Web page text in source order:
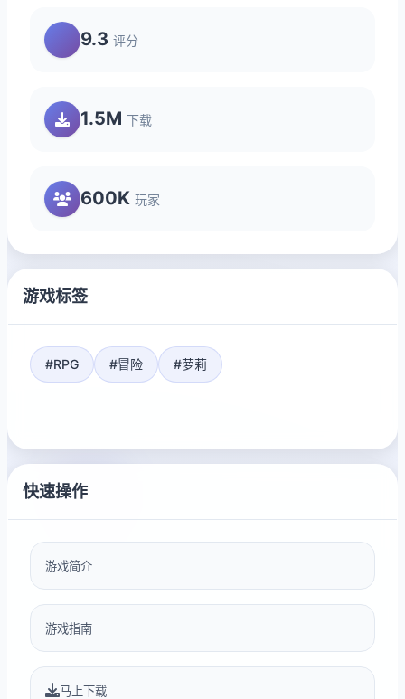
9.3 评分
1.5M 下载
600K 玩家
游戏标签
#RPG #冒险 #萝莉
快速操作
游戏简介
游戏指南
马上下载